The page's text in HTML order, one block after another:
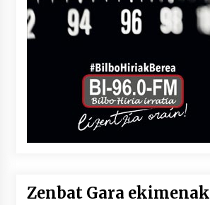
Zenbat Gara ekimenak